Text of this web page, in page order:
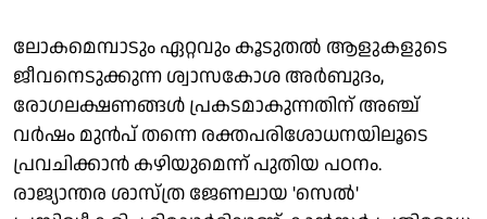
ലോകമെമ്പാടും ഏറ്റവും കൂടുതൽ ആളുകളുടെ
ജീവനെടുക്കുന്ന ശ്വാസകോശ അർബുദം,
രോഗലക്ഷണങ്ങൾ പ്രകടമാകുന്നതിന് അഞ്ച്
വർഷം മുൻപ് തന്നെ രക്തപരിശോധനയിലൂടെ
പ്രവചിക്കാൻ കഴിയുമെന്ന് പുതിയ പഠനം.
രാജ്യാന്തര ശാസ്ത്ര ജേണലായ 'സെൽ'